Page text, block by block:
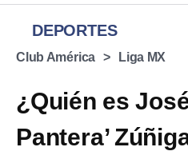
DEPORTES
Club América Liga MX
¿Quién es
Pantera’